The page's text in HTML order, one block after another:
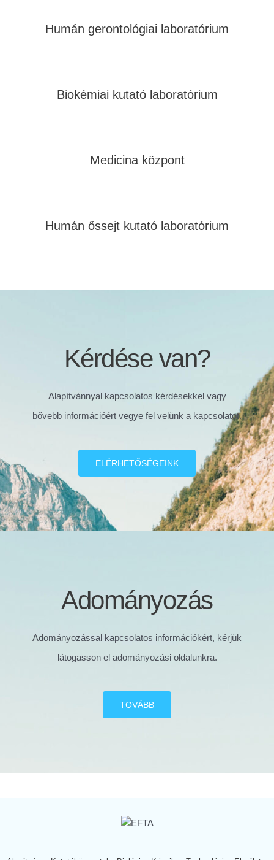
Humán gerontológiai laboratórium
Biokémiai kutató laboratórium
Medicina központ
Humán őssejt kutató laboratórium
Kérdése van?
Alapítvánnyal kapcsolatos kérdésekkel vagy
bővebb információért vegye fel velünk a kapcsolatot.
ELÉRHETŐSÉGEINK
Adományozás
Adományozással kapcsolatos információkért, kérjük
látogasson el adományozási oldalunkra.
TOVÁBB